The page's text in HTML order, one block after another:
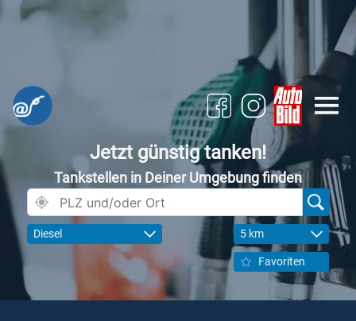
Jetzt günstig tanken!
Tankstellen in Deiner Umgebung finden
Diesel 5 km
Favoriten